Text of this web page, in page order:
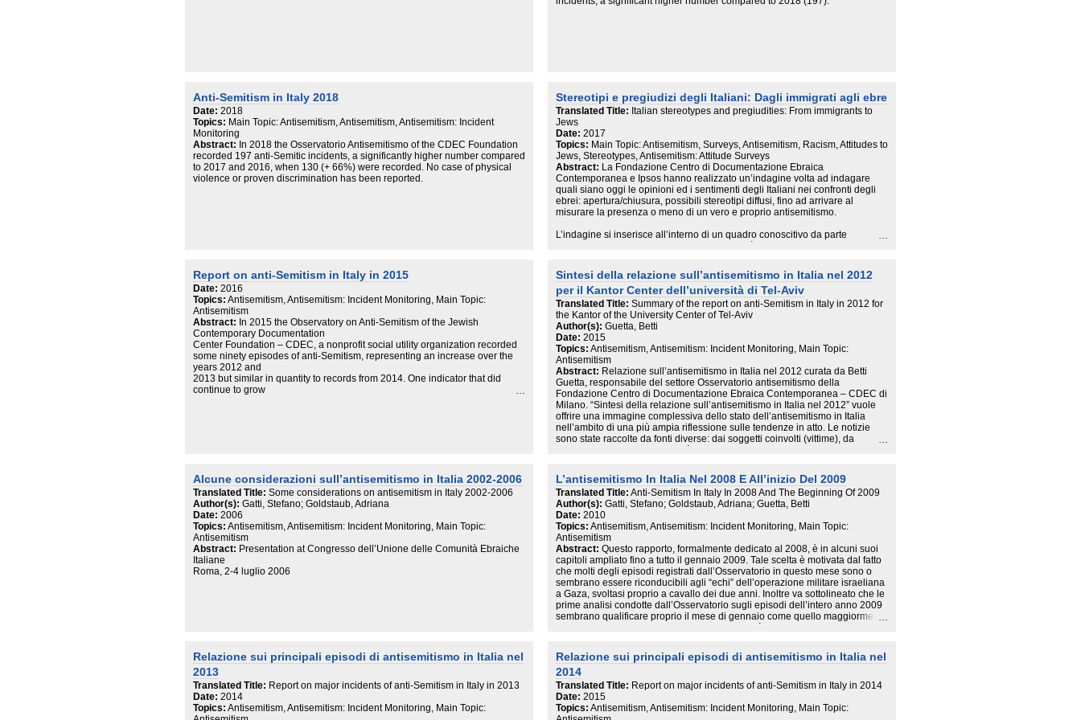
Anti-Semitism in Italy 2018
Date: 2018
Topics: Main Topic: Antisemitism, Antisemitism, Antisemitism: Incident
Monitoring
Abstract: In 2018 the Osservatorio Antisemitismo of the CDEC Foundation
recorded 197 anti-Semitic incidents, a significantly higher number compared
to 2017 and 2016, when 130 (+ 66%) were recorded. No case of physical
violence or proven discrimination has been reported.
Stereotipi e pregiudizi degli Italiani: Dagli immigrati agli ebre
Translated Title: Italian stereotypes and pregiudities: From immigrants to
Jews
Date: 2017
Topics: Main Topic: Antisemitism, Surveys, Antisemitism, Racism, Attitudes to
Jews, Stereotypes, Antisemitism: Attitude Surveys
Abstract: La Fondazione Centro di Documentazione Ebraica
Contemporanea e Ipsos hanno realizzato un’indagine volta ad indagare
quali siano oggi le opinioni ed i sentimenti degli Italiani nei confronti degli
ebrei: apertura/chiusura, possibili stereotipi diffusi, fino ad arrivare al
misurare la presenza o meno di un vero e proprio antisemitismo.
L’indagine si inserisce all’interno di un quadro conoscitivo da parte
sebbene – soprattutto quelle quantitative – siano un po’ datate nel tempo.
L’obiettivo di CDEC è stato dunque quello di disporre di un’indagine di
scenario aggiornata, caratterizzata da una solida metodologia di rilevazione
e che possa diventare un punto di partenza anche per monitoraggi periodici
che vadano a costruire una sorta di «barometro dell’intolleranza».
Affrontare un tema come quello delle opinioni nei confronti di gruppi etnici o
religiosi specifici, espone ai rischi della cosiddetta desiderabilità sociale,
cioè al fatto che gli intervistati più difficilmente esprimono direttamente
posizioni critiche o negative su temi come questo. In sostanza, sapendo che
le proprie opinioni possono essere oggetto di riprovazione sociale, si tende
a non esprimerle se non addirittura a mascherarle.
E’ apparso opportuno quindi far precedere il set di domande dedicate al
tema specifico, da alcune domande utili a classificare gli intervistati in
termini di apertura più generale nei confronti del mondo e verso «l’altro» e il
rischi terroristici, respingimento o accoglienza? Gli immigrati sono un
problema per il nostro stile di vita?
Report on anti-Semitism in Italy in 2015
Date: 2016
Topics: Antisemitism, Antisemitism: Incident Monitoring, Main Topic:
Antisemitism
Abstract: In 2015 the Observatory on Anti-Semitism of the Jewish
Contemporary Documentation
Center Foundation – CDEC, a nonprofit social utility organization recorded
some ninety episodes of anti-Semitism, representing an increase over the
years 2012 and
2013 but similar in quantity to records from 2014. One indicator that did
continue to grow
public sources (newspapers, radio, web, etc.), and studies and analyses by
institutions and
organizations in Europe and elsewhere in the world.
The Observatory’s Anti-Semitism Antenna provides a means for gathering
information from victims or witnesses of episodes of anti-Semitism who call
the toll-free
number.
Anti-Jewish prejudice in the form of opinions and words is not confined to
any one
Hostile anti-Jewish actions are the hallmark of extremist political groups
(right, left,
Islamist)
Sintesi della relazione sull’antisemitismo in Italia nel 2012
per il Kantor Center dell’università di Tel-Aviv
Translated Title: Summary of the report on anti-Semitism in Italy in 2012 for
the Kantor of the University Center of Tel-Aviv
Author(s): Guetta, Betti
Date: 2015
Topics: Antisemitism, Antisemitism: Incident Monitoring, Main Topic:
Antisemitism
Abstract: Relazione sull’antisemitismo in Italia nel 2012 curata da Betti
Guetta, responsabile del settore Osservatorio antisemitismo della
Fondazione Centro di Documentazione Ebraica Contemporanea – CDEC di
Milano. “Sintesi della relazione sull’antisemitismo in Italia nel 2012” vuole
offrire una immagine complessiva dello stato dell’antisemitismo in Italia
nell’ambito di una più ampia riflessione sulle tendenze in atto. Le notizie
sono state raccolte da fonti diverse: dai soggetti coinvolti (vittime), da
istituzioni e organizzazioni.
Alcune considerazioni sull’antisemitismo in Italia 2002-2006
Translated Title: Some considerations on antisemitism in Italy 2002-2006
Author(s): Gatti, Stefano; Goldstaub, Adriana
Date: 2006
Topics: Antisemitism, Antisemitism: Incident Monitoring, Main Topic:
Antisemitism
Abstract: Presentation at Congresso dell’Unione delle Comunità Ebraiche
Italiane
Roma, 2-4 luglio 2006
L’antisemitismo In Italia Nel 2008 E All’inizio Del 2009
Translated Title: Anti-Semitism In Italy In 2008 And The Beginning Of 2009
Author(s): Gatti, Stefano; Goldstaub, Adriana; Guetta, Betti
Date: 2010
Topics: Antisemitism, Antisemitism: Incident Monitoring, Main Topic:
Antisemitism
Abstract: Questo rapporto, formalmente dedicato al 2008, è in alcuni suoi
capitoli ampliato fino a tutto il gennaio 2009. Tale scelta è motivata dal fatto
che molti degli episodi registrati dall’Osservatorio in questo mese sono o
sembrano essere riconducibili agli “echi” dell’operazione militare israeliana
a Gaza, svoltasi proprio a cavallo dei due anni. Inoltre va sottolineato che le
prime analisi condotte dall’Osservatorio sugli episodi dell’intero anno 2009
sembrano qualificare proprio il mese di gennaio come quello maggiormente
militare israeliana. Laddove non viene menzionato l’anno, va inteso che
l’episodio è avvenuto nel 2008.
Relazione sui principali episodi di antisemitismo in Italia nel
2013
Translated Title: Report on major incidents of anti-Semitism in Italy in 2013
Date: 2014
Topics: Antisemitism, Antisemitism: Incident Monitoring, Main Topic:
Relazione sui principali episodi di antisemitismo in Italia nel
2014
Translated Title: Report on major incidents of anti-Semitism in Italy in 2014
Date: 2015
Topics: Antisemitism, Antisemitism: Incident Monitoring, Main Topic: